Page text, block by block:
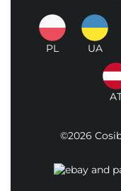
PL UA
©2026